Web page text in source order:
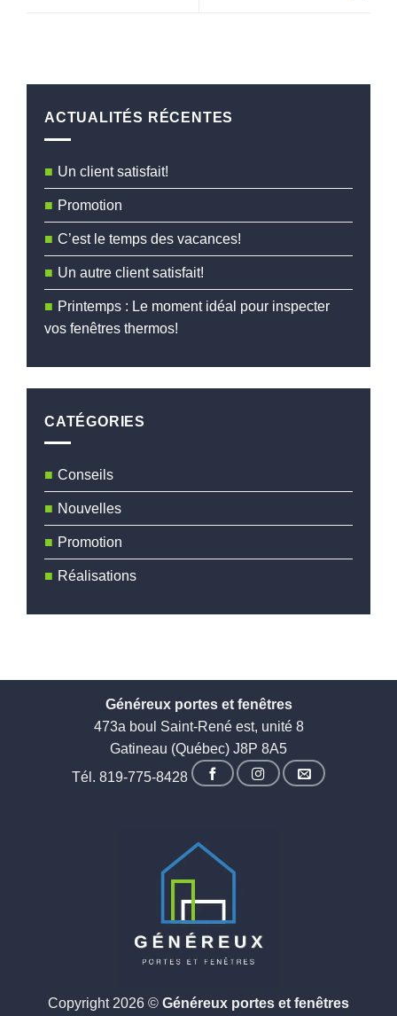
ACTUALITÉS RÉCENTES
Un client satisfait!
Promotion
C’est le temps des vacances!
Un autre client satisfait!
Printemps : Le moment idéal pour inspecter
vos fenêtres thermos!
CATÉGORIES
Conseils
Nouvelles
Promotion
Réalisations
Généreux portes et fenêtres
473a boul Saint-René est, unité 8
Gatineau (Québec) J8P 8A5
Tél.819-775-8428
Copyright 2026 © Généreux portes et fenêtres